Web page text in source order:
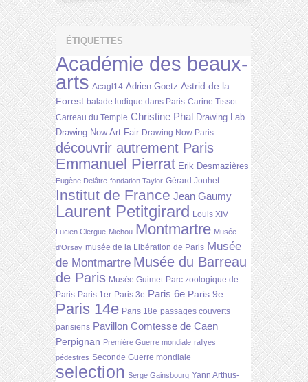
ÉTIQUETTES
Académie des beaux-
arts Acagl14 Adrien Goetz Astrid de la
Forest balade ludique dans Paris Carine Tissot
Carreau du Temple Christine Phal Drawing Lab
Drawing Now Art Fair Drawing Now Paris
découvrir autrement Paris
Emmanuel Pierrat Erik Desmazières
Eugène Delâtre fondation Taylor Gérard Jouhet
Institut de France Jean Gaumy
Laurent Petitgirard Louis XIV
Lucien Clergue Michou Montmartre Musée
d'Orsay musée de la Libération de Paris Musée
de Montmartre Musée du Barreau
de Paris Musée Guimet Parc zoologique de
Paris Paris 1er Paris 3e Paris 6e Paris 9e
Paris 14e Paris 18e passages couverts
parisiens Pavillon Comtesse de Caen
Perpignan Première Guerre mondiale rallyes
pédestres Seconde Guerre mondiale
selection Serge Gainsbourg Yann Arthus-